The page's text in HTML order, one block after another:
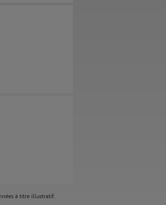
à titre illustratif.